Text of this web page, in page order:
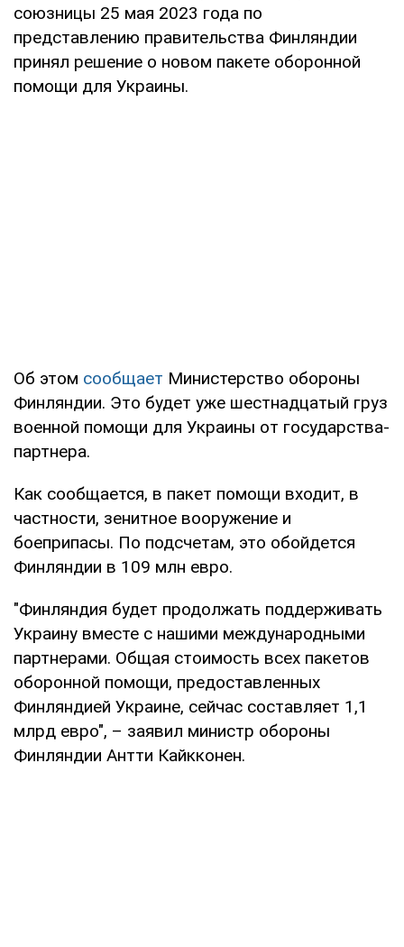
союзницы 25 мая 2023 года по
представлению правительства Финляндии
принял решение о новом пакете оборонной
помощи для Украины.
Об этом сообщает Министерство обороны
Финляндии. Это будет уже шестнадцатый груз
военной помощи для Украины от государства-
партнера.
Как сообщается, в пакет помощи входит, в
частности, зенитное вооружение и
боеприпасы. По подсчетам, это обойдется
Финляндии в 109 млн евро.
"Финляндия будет продолжать поддерживать
Украину вместе с нашими международными
партнерами. Общая стоимость всех пакетов
оборонной помощи, предоставленных
Финляндией Украине, сейчас составляет 1,1
млрд евро", – заявил министр обороны
Финляндии Антти Кайкконен.